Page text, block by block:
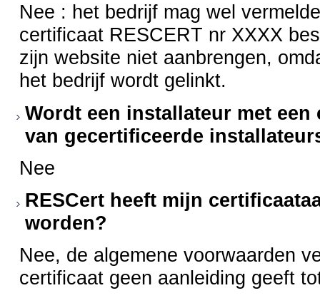
Nee : het bedrijf mag wel
certificaat RESCERT nr XXXX
zijn website niet aanbrengen,
het bedrijf wordt gelinkt.
Wordt een installateur met
van gecertificeerde
Nee
RESCert heeft mijn
worden?
Nee, de algemene voorwaarden
certificaat geen aanleiding geeft